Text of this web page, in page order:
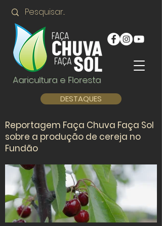
Agricultura e Floresta
DESTAQUES
Reportagem Faça Chuva Faça Sol
sobre a produção de cereja no
Fundão